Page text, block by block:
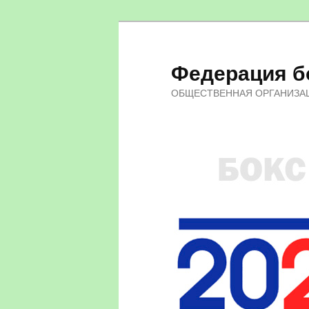
Федерация
ОБЩЕСТВЕННАЯ